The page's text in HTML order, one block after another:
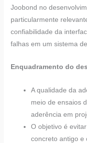
Joobond no
particularmente
confiabilidade da
falhas em um sistema
Enquadramento do
A qualidade da
meio de ensaios
aderência em
O objetivo é
concreto antigo e